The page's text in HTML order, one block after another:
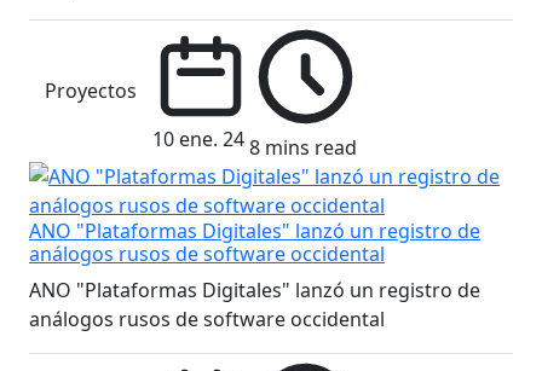
Proyectos
10 ene. 248 mins read
ANO "Plataformas Digitales" lanzó un registro de
análogos rusos de software occidental
ANO "Plataformas Digitales" lanzó un registro de
análogos rusos de software occidental